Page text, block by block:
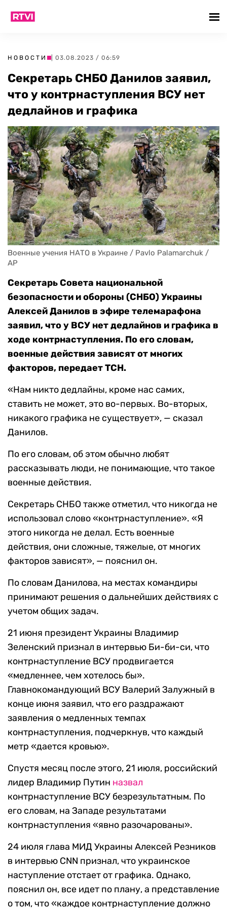
НОВОСТИ | 03.08.2023 / 06:59
Секретарь СНБО Данилов заявил,
что у контрнаступления ВСУ нет
дедлайнов и графика
Военные учения НАТО в Украине / Pavlo Palamarchuk /
AP
Секретарь Совета национальной
безопасности и обороны (СНБО) Украины
Алексей Данилов в эфире телемарафона
заявил, что у ВСУ нет дедлайнов и графика в
ходе контрнаступления. По его словам,
военные действия зависят от многих
факторов, передает ТСН.
«Нам никто дедлайны, кроме нас самих,
ставить не может, это во-первых. Во-вторых,
никакого графика не существует», — сказал
Данилов.
По его словам, об этом обычно любят
рассказывать люди, не понимающие, что такое
военные действия.
Секретарь СНБО также отметил, что никогда не
использовал слово «контрнаступление». «Я
этого никогда не делал. Есть военные
действия, они сложные, тяжелые, от многих
факторов зависят», — пояснил он.
По словам Данилова, на местах командиры
принимают решения о дальнейших действиях с
учетом общих задач.
21 июня президент Украины Владимир
Зеленский признал в интервью Би-би-си, что
контрнаступление ВСУ продвигается
«медленнее, чем хотелось бы».
Главнокомандующий ВСУ Валерий Залужный в
конце июня заявил, что его раздражают
заявления о медленных темпах
контрнаступления, подчеркнув, что каждый
метр «дается кровью».
Спустя месяц после этого, 21 июля, российский
лидер Владимир Путин назвал
контрнаступление ВСУ безрезультатным. По
его словам, на Западе результатами
контрнаступления «явно разочарованы».
24 июля глава МИД Украины Алексей Резников
в интервью CNN признал, что украинское
наступление отстает от графика. Однако,
пояснил он, все идет по плану, а представление
о том, что «каждое контрнаступление должно